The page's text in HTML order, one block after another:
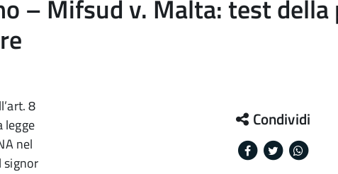
– Mifsud v. Malta: test
8
legge
nel
signor
Condividi
Facebook
Twitter